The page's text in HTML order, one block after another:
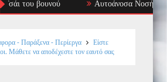
Αυτοάνοσα Νοσήματα: Όταν το
- Παράξενα - Περίεργα
Είστε
Μάθετε να αποδέχεστε τον εαυτό σας